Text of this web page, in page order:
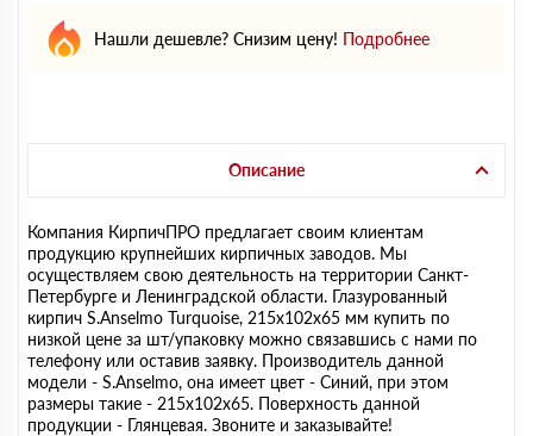
Нашли дешевле? Снизим цену! Подробнее
Описание
Компания КирпичПРО предлагает своим клиентам
продукцию крупнейших кирпичных заводов. Мы
осуществляем свою деятельность на территории Санкт-
Петербурге и Ленинградской области. Глазурованный
кирпич S.Anselmo Turquoise, 215х102х65 мм купить по
низкой цене за шт/упаковку можно связавшись с нами по
телефону или оставив заявку. Производитель данной
модели - S.Anselmo, она имеет цвет - Синий, при этом
размеры такие - 215х102х65. Поверхность данной
продукции - Глянцевая. Звоните и заказывайте!